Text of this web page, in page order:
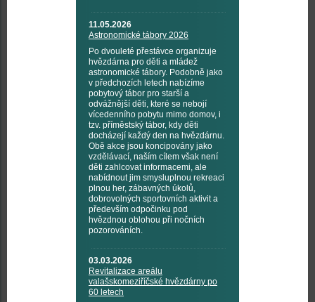
11.05.2026
Astronomické tábory 2026
Po dvouleté přestávce organizuje
hvězdárna pro děti a mládež
astronomické tábory. Podobně jako
v předchozích letech nabízíme
pobytový tábor pro starší a
odvážnější děti, které se nebojí
vícedenního pobytu mimo domov, i
tzv. příměstský tábor, kdy děti
docházejí každý den na hvězdárnu.
Obě akce jsou koncipovány jako
vzdělávací, naším cílem však není
děti zahlcovat informacemi, ale
nabídnout jim smysluplnou rekreaci
plnou her, zábavných úkolů,
dobrovolných sportovních aktivit a
především odpočinku pod
hvězdnou oblohou při nočních
pozorováních.
03.03.2026
Revitalizace areálu
valašskomeziříčské hvězdárny po
60 letech